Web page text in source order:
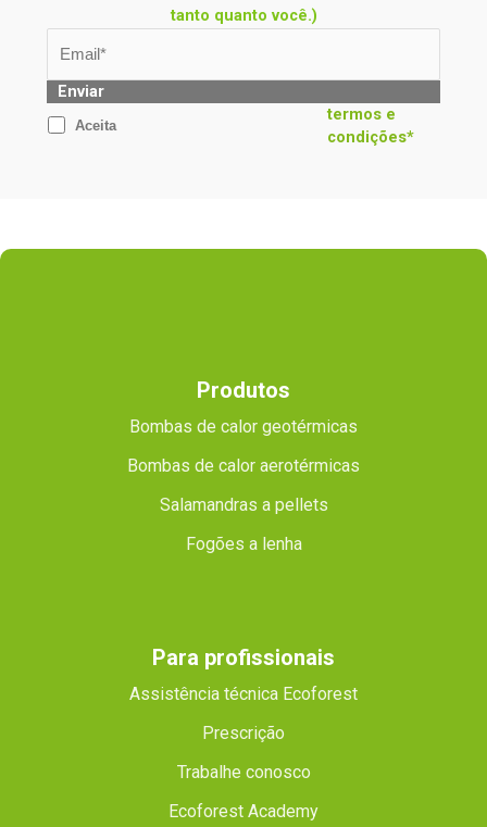
tanto quanto você.)
Enviar
Aceita
termos e
condições*
Produtos
Bombas de calor geotérmicas
Bombas de calor aerotérmicas
Salamandras a pellets
Fogões a lenha
Para profissionais
Assistência técnica Ecoforest
Prescrição
Trabalhe conosco
Ecoforest Academy